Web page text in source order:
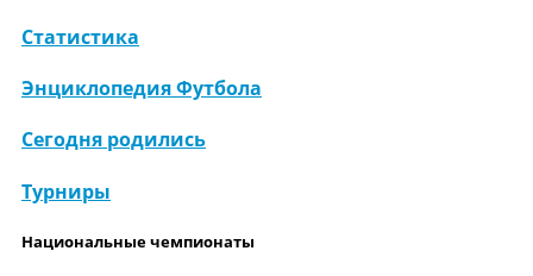
Статистика
Энциклопедия Футбола
Сегодня родились
Турниры
Национальные чемпионаты